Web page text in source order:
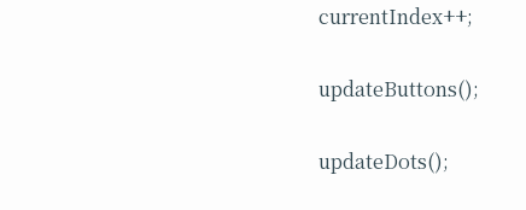
currentIndex++;
updateButtons();
updateDots();